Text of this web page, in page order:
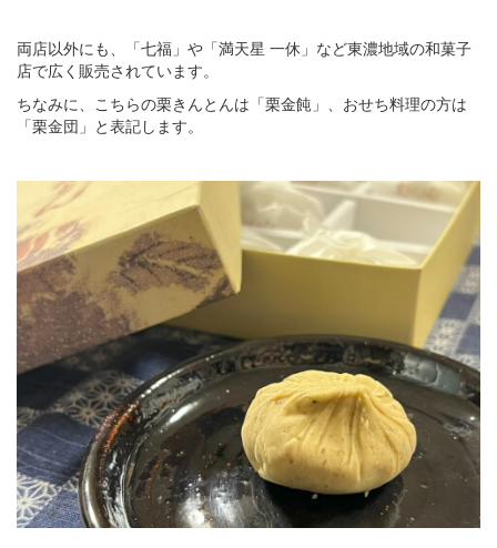
両店以外にも、「七福」や「満天星 一休」など東濃地域の和菓子
店で広く販売されています。
ちなみに、こちらの栗きんとんは「栗金飩」、おせち料理の方は
「栗金団」と表記します。